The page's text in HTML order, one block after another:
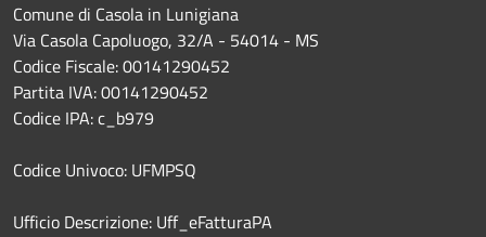
Comune di Casola in Lunigiana
Via Casola Capoluogo, 32/A - 54014 - MS
Codice Fiscale: 00141290452
Partita IVA: 00141290452
Codice IPA: c_b979
Codice Univoco: UFMPSQ
Ufficio Descrizione: Uff_eFatturaPA